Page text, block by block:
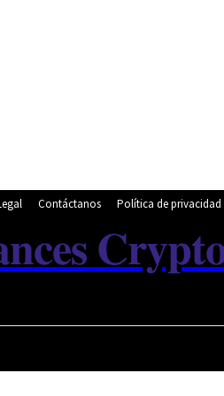
Contáctanos Política de privacidad